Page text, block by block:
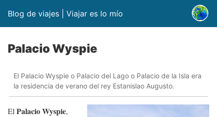
Blog de viajes | Viajar es lo mío
Palacio Wyspie
El Palacio Wyspie o Palacio del Lago o Palacio de la Isla era
la residencia de verano del rey Estanislao Augusto.
El Palacio Wyspie,